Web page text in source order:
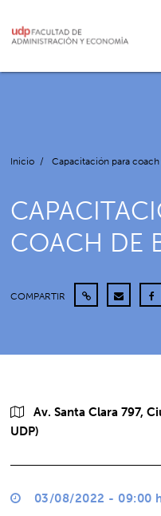
Inicio / Capacitación para
COACH DE
COMPARTIR
Av. Santa Clara 797,
UDP)
03/08/2022 - 09:00